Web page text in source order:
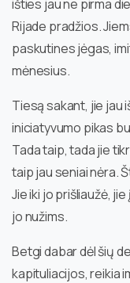
išties jau ne pirma
Rijade pradžios.
paskutines jėgas,
mėnesius.
Tiesą sakant, jie jau
iniciatyvumo pikas
Tada taip, tada jie
taip jau seniai nėra.
Jie iki jo prišliaužė,
jo nužims.
Betgi dabar dėl šių
kapituliacijos, reikia